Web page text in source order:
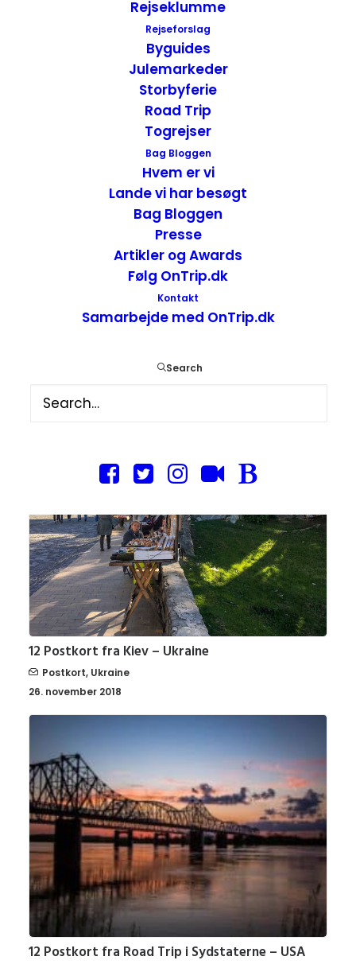
Rejseklumme
Rejseforslag
Byguides
Julemarkeder
Storbyferie
Road Trip
Togrejser
Bag Bloggen
Hvem er vi
Lande vi har besøgt
Bag Bloggen
Presse
Artikler og Awards
Følg OnTrip.dk
Kontakt
Samarbejde med OnTrip.dk
Search
12 postkort fra Namibia – Afrika
Namibia,Afrika
12 Postkort fra Kiev – Ukraine
Postkort, Ukraine
26. november 2018
12 Postkort fra Road Trip i Sydstaterne – USA